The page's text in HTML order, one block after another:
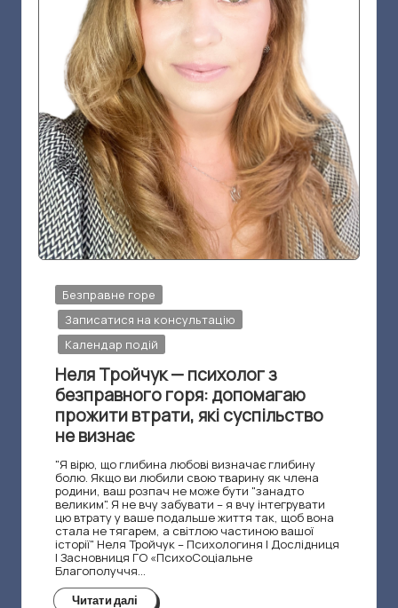
й
ч
у
к
–
п
с
и
х
о
л
о
г
и
н
я
Опубліковано
у
Безправне горе
Записатися на консультацію
Календар подій
Неля Тройчук — психолог з
безправного горя: допомагаю
прожити втрати, які суспільство
не визнає
"Я вірю, що глибина любові визначає глибину
болю. Якщо ви любили свою тварину як члена
родини, ваш розпач не може бути "занадто
великим". Я не вчу забувати – я вчу інтегрувати
цю втрату у ваше подальше життя так, щоб вона
стала не тягарем, а світлою частиною вашої
історії" Неля Тройчук – Психологиня | Дослідниця
| Засновниця ГО «ПсихоCоціальне
Благополуччя…
Читати далі